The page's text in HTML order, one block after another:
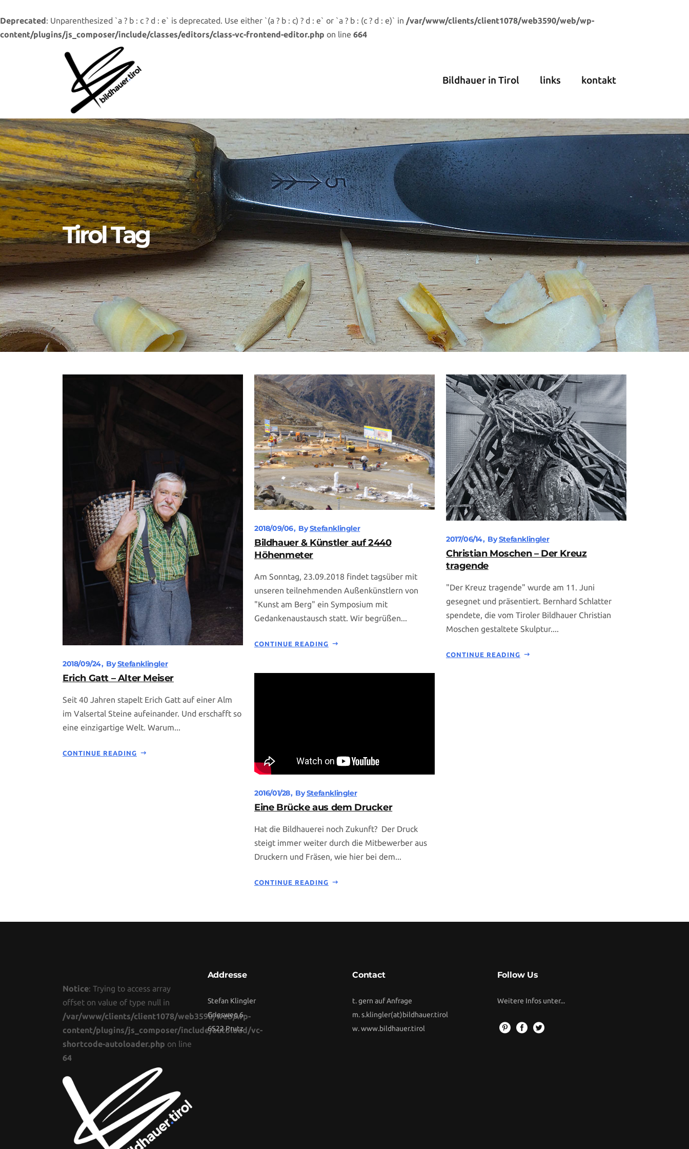
Deprecated: Unparenthesized `a ? b : c ? d : e` is deprecated. Use either `(a ? b : c) ? d : e` or `a ? b : (c ? d : e)` in /var/www/clients/client1078/web3590/web/wp-
content/plugins/js_composer/include/classes/editors/class-vc-frontend-editor.php on line 664
Bildhauer in Tirol links kontakt
Tirol Tag
2018/09/24 ByStefanklingler
Erich Gatt – Alter Meiser
Seit 40 Jahren stapelt Erich Gatt auf einer Alm
im Valsertal Steine aufeinander. Und erschafft so
eine einzigartige Welt. Warum...
CONTINUE READING
2018/09/06 ByStefanklingler
Bildhauer & Künstler auf 2440
Höhenmeter
Am Sonntag, 23.09.2018 findet tagsüber mit
unseren teilnehmenden Außenkünstlern von
"Kunst am Berg" ein Symposium mit
Gedankenaustausch statt. Wir begrüßen...
CONTINUE READING
2017/06/14 ByStefanklingler
Christian Moschen – Der Kreuz
tragende
"Der Kreuz tragende" wurde am 11. Juni
gesegnet und präsentiert. Bernhard Schlatter
spendete, die vom Tiroler Bildhauer Christian
Moschen gestaltete Skulptur....
CONTINUE READING
2016/01/28 ByStefanklingler
Eine Brücke aus dem Drucker
Hat die Bildhauerei noch Zukunft? Der Druck
steigt immer weiter durch die Mitbewerber aus
Druckern und Fräsen, wie hier bei dem...
CONTINUE READING
Notice: Trying to access array
offset on value of type null in
/var/www/clients/client1078/web3590/web/wp-
content/plugins/js_composer/include/autoload/vc-
shortcode-autoloader.php on line
64
Addresse
Stefan Klingler
Griesweg 6
6522 Prutz
Contact
t. gern auf Anfrage
m.s.klingler(at)bildhauer.tirol
w.www.bildhauer.tirol
Follow Us
Weitere Infos unter...